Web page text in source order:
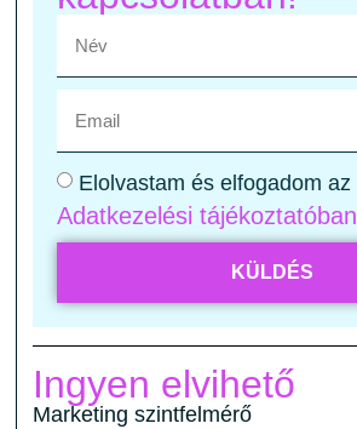
Elolvastam és elfogadom az
Adatkezelési tájékoztatóban
KÜLDÉS
Ingyen elvihető
Marketing szintfelmérő